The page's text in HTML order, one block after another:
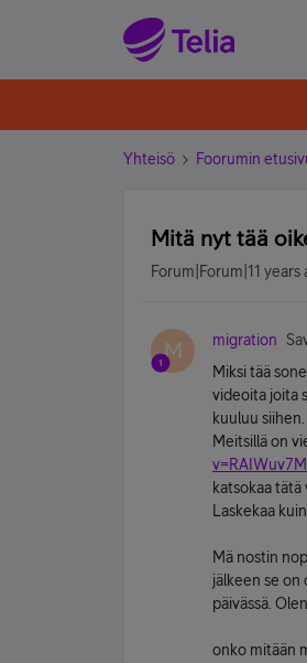
Yhteisö Foorumin
Mitä nyt tää
Forum|Forum|11 years
M migration
Miksi tää
videoita joita
kuuluu siihen.
Meitsillä on
katsokaa
Laskekaa
Mä nostin
jälkeen se
päivässä.
onko mitään